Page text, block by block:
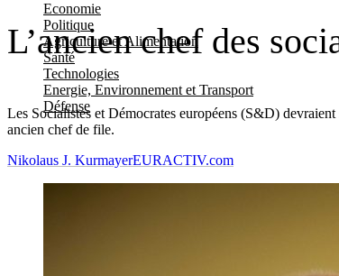
Economie
Politique
Agriculture et Alimentation
Santé
Technologies
Energie, Environnement et Transport
Défense
L’ancien chef des
Les Socialistes et Démocrates européens (S&D) devraient
ancien chef de file.
Nikolaus J. KurmayerEURACTIV.com